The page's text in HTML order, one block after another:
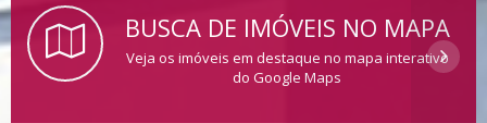
BUSCA DE IMÓVEIS NO MAPA
Veja os imóveis em destaque no mapa interativo
do Google Maps